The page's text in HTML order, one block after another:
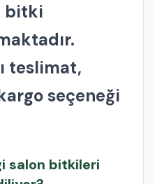
bitki
teslimat,
seçeneği
salon bitkileri